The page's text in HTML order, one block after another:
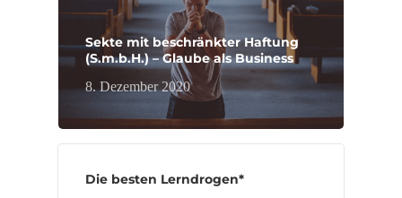
Sekte mit beschränkter Haftung
(S.m.b.H.) – Glaube als Business
8. Dezember 2020
Die besten Lerndrogen*